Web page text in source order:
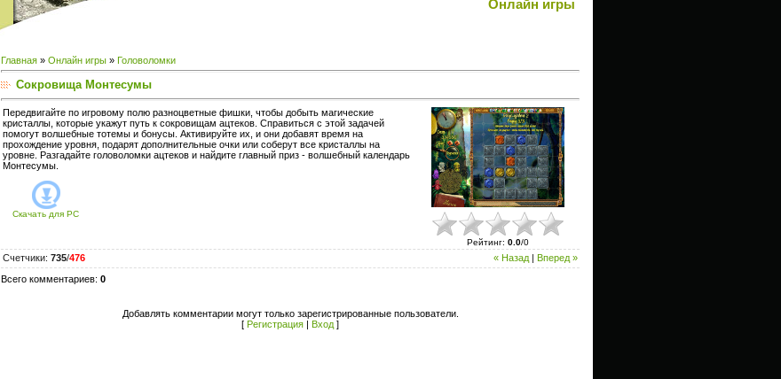
Онлайн игры
Главная » Онлайн игры » Головоломки
Сокровища Монтесумы
Передвигайте по игровому полю разноцветные фишки, чтобы добыть магические
кристаллы, которые укажут путь к сокровищам ацтеков. Справиться с этой задачей
помогут волшебные тотемы и бонусы. Активируйте их, и они добавят время на
прохождение уровня, подарят дополнительные очки или соберут все кристаллы на
уровне. Разгадайте головоломки ацтеков и найдите главный приз - волшебный календарь
Монтесумы.
Скачать для PC
Рейтинг: 0.0/0
« Назад Вперед »
Счетчики: 735/476
Всего комментариев: 0
Добавлять комментарии могут только зарегистрированные пользователи.
[ Регистрация Вход ]